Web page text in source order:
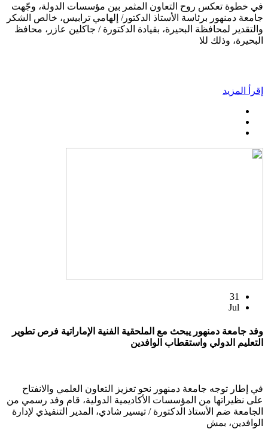
في خطوة تعكس روح التعاون المثمر بين مؤسسات الدولة، وجّهت
جامعة دمنهور برئاسة الأستاذ الدكتور/ إلهامي ترابيس، خالص الشكر
والتقدير لمحافظة البحيرة، بقيادة الدكتورة / جاكلين عازر، محافظ
البحيرة، وذلك للا
إقرأ المزيد
31
Jul
وفد جامعة دمنهور يبحث مع الملحقية الفنية الإماراتية فرص تطوير
التعليم الدولي واستقطاب الوافدين
في إطار توجه جامعة دمنهور نحو تعزيز التعاون العلمي والانفتاح
على نظيراتها من المؤسسات الأكاديمية الدولية، قام وفد رسمي من
الجامعة ضم الأستاذ الدكتورة / تيسير شادي، المدير التنفيذي لإدارة
الوافدين، بمش